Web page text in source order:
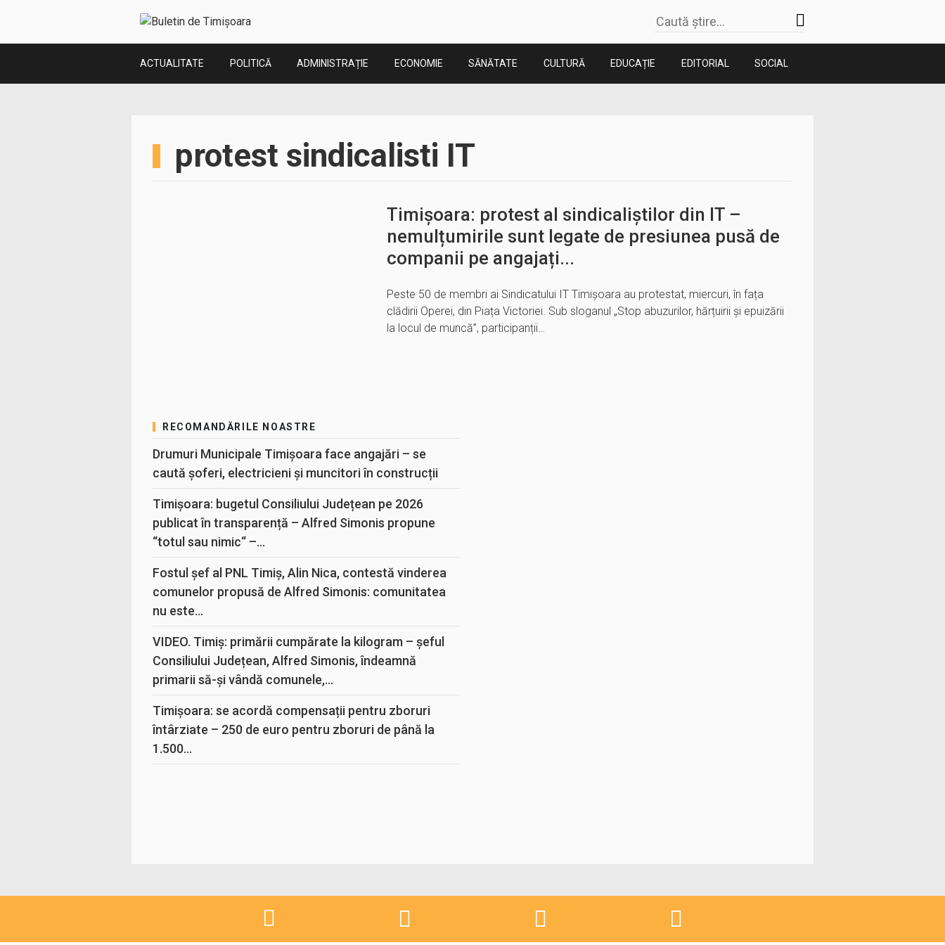
ACTUALITATE POLITICĂ ADMINISTRAȚIE ECONOMIE SĂNĂTATE CULTURĂ EDUCAȚIE EDITORIAL SOCIAL
protest sindicalisti IT
Timișoara: protest al sindicaliștilor din IT –
nemulțumirile sunt legate de presiunea pusă de
companii pe angajați...
Peste 50 de membri ai Sindicatului IT Timișoara au protestat, miercuri, în fața
clădirii Operei, din Piața Victoriei. Sub sloganul „Stop abuzurilor, hărțuirii și epuizării
la locul de muncă”, participanții…
RECOMANDĂRILE NOASTRE
Drumuri Municipale Timișoara face angajări – se
caută șoferi, electricieni și muncitori în construcții
Timișoara: bugetul Consiliului Județean pe 2026
publicat în transparență – Alfred Simonis propune
“totul sau nimic“ –...
Fostul șef al PNL Timiș, Alin Nica, contestă vinderea
comunelor propusă de Alfred Simonis: comunitatea
nu este...
VIDEO. Timiș: primării cumpărate la kilogram – șeful
Consiliului Județean, Alfred Simonis, îndeamnă
primarii să-și vândă comunele,...
Timișoara: se acordă compensații pentru zboruri
întârziate – 250 de euro pentru zboruri de până la
1.500...